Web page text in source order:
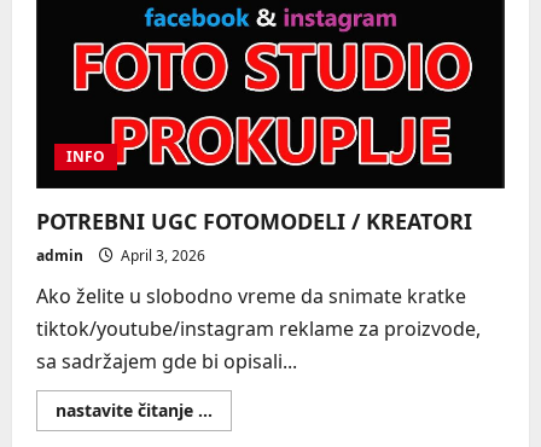
INFO
POTREBNI UGC FOTOMODELI / KREATORI
admin April 3, 2026
Ako želite u slobodno vreme da snimate kratke
tiktok/youtube/instagram reklame za proizvode,
sa sadržajem gde bi opisali...
nastavite čitanje ...
more